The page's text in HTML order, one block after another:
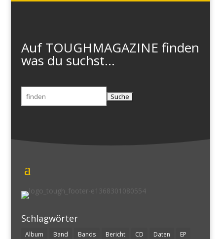
Auf TOUGHMAGAZINE finden
was du suchst...
Suchen
nach:
Schlagwörter
Album Band Bands Bericht CD Daten EP